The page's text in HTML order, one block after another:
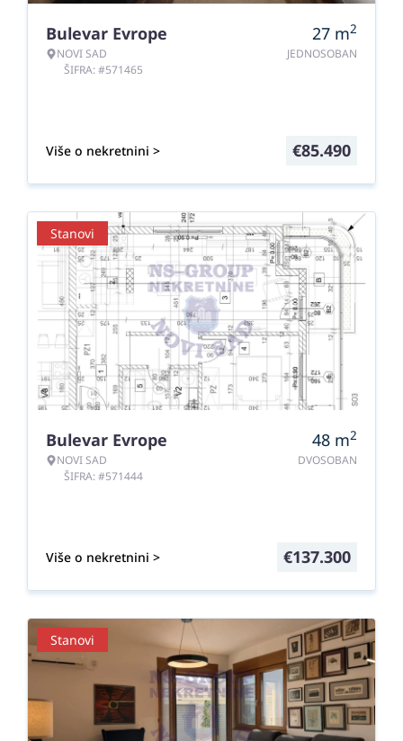
Bulevar Evrope
NOVI SAD
ŠIFRA: #571465
27 m2
JEDNOSOBAN
Više o nekretnini > €85.490
Stanovi
Bulevar Evrope
NOVI SAD
ŠIFRA: #571444
48 m2
DVOSOBAN
Više o nekretnini > €137.300
Stanovi